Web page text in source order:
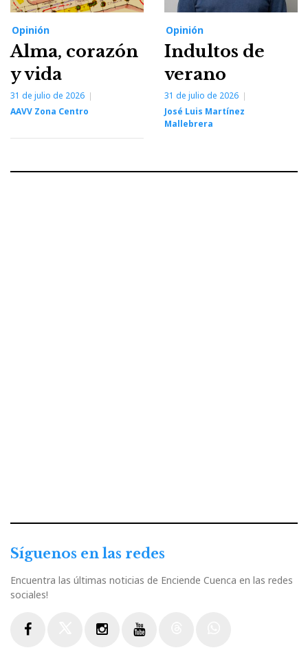
Opinión
Alma, corazón
y vida
31 de julio de 2026
AAVV Zona Centro
Opinión
Indultos de
verano
31 de julio de 2026
José Luis Martínez
Mallebrera
Síguenos en las redes
Encuentra las últimas noticias de Enciende Cuenca en las redes
sociales!